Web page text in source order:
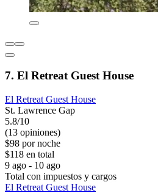
7. El Retreat Guest House
El Retreat Guest House
St. Lawrence Gap
5.8/10
(13 opiniones)
$98 por noche
$118 en total
9 ago - 10 ago
Total con impuestos y cargos
El Retreat Guest House